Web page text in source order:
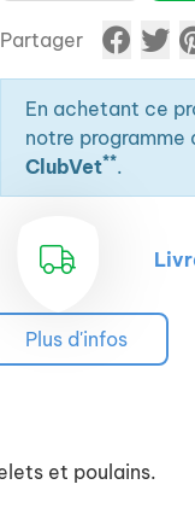
Partager
En achetant ce
notre
ClubVet**.
Plus d'infos
et poulains.